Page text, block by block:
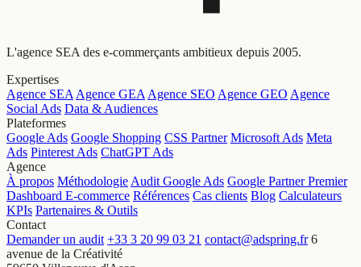
L'agence SEA des e-commerçants ambitieux depuis 2005.
Expertises
Agence SEA Agence GEA Agence SEO Agence GEO Agence
Social Ads Data & Audiences
Plateformes
Google Ads Google Shopping CSS Partner Microsoft Ads Meta
Ads Pinterest Ads ChatGPT Ads
Agence
À propos Méthodologie Audit Google Ads Google Partner Premier
Dashboard E-commerce Références Cas clients Blog Calculateurs
KPIs Partenaires & Outils
Contact
Demander un audit +33 3 20 99 03 21 contact@adspring.fr 6
avenue de la Créativité